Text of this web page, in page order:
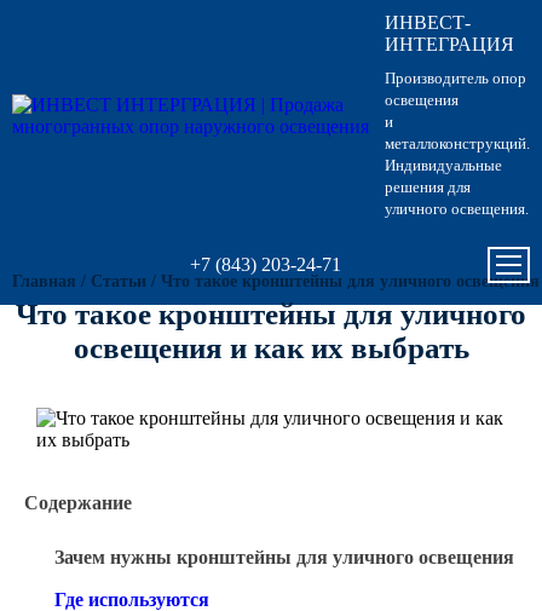
ИНВЕСТ-
ИНТЕГРАЦИЯ
Производитель опор
освещения
и
металлоконструкций.
Индивидуальные
решения для
уличного освещения.
+7 (843) 203-24-71
Несиловые
Силовые опоры
Светофорные
Опоры
Дорожные
МОГК
Кронштейны для уличного
освещения
Кронштейны
светильников
Кронштейны
светильников
Кронштейны
светильников
Кронштейны
Кронштейны для
однорожковые
Парковые опоры
Парковые
Антивандальные
питающие посты
МАФ (малые архитектурные
формы)
Главная / Статьи / Что такое кронштейны для уличного
Что такое кронштейны для уличного
освещения и как их выбрать
Содержание
Зачем нужны кронштейны для уличного освещения
Где используются